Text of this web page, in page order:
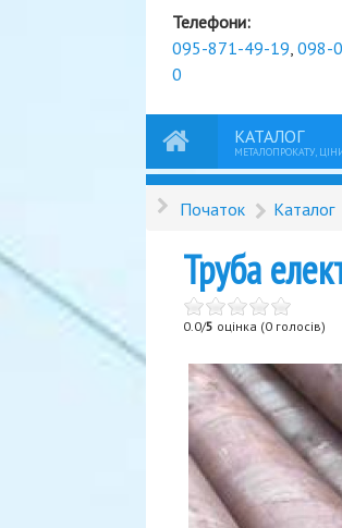
Телефони:
095-871-49-19,098-
0
КАТАЛОГ
МЕТАЛОПРОКАТУ,
Початок Каталог
Труба
0.0/5 оцінка (0 голосів)